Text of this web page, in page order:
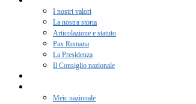
I nostri valori
La nostra storia
Articolazione e statuto
Pax Romana
La Presidenza
Il Consiglio nazionale
Meic nazionale